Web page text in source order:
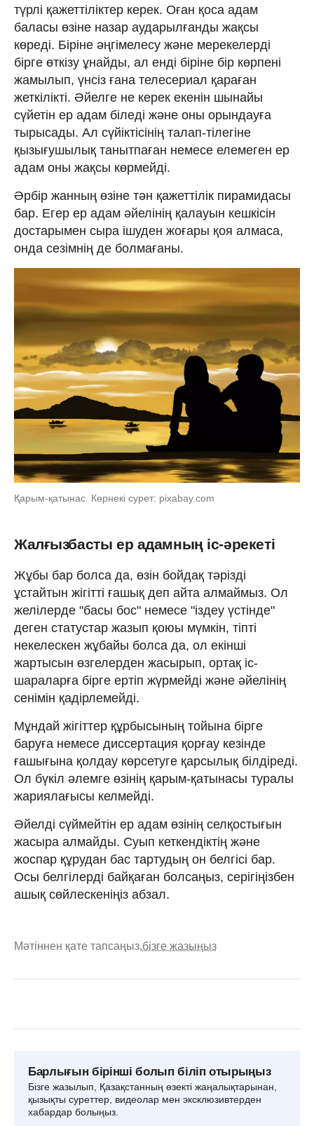
түрлі қажеттіліктер керек. Оған қоса адам
баласы өзіне назар аударылғанды жақсы
көреді. Біріне әңгімелесу және мерекелерді
бірге өткізу ұнайды, ал енді біріне бір көрпені
жамылып, үнсіз ғана телесериал қараған
жеткілікті. Әйелге не керек екенін шынайы
сүйетін ер адам біледі және оны орындауға
тырысады. Ал сүйіктісінің талап-тілегіне
қызығушылық танытпаған немесе елемеген ер
адам оны жақсы көрмейді.
Әрбір жанның өзіне тән қажеттілік пирамидасы
бар. Егер ер адам әйелінің қалауын кешкісін
достарымен сыра ішуден жоғары қоя алмаса,
онда сезімнің де болмағаны.
Қарым-қатынас. Көрнекі сурет: pixabay.com
Жалғызбасты ер адамның іс-әрекеті
Жұбы бар болса да, өзін бойдақ тәрізді
ұстайтын жігітті ғашық деп айта алмаймыз. Ол
желілерде "басы бос" немесе "іздеу үстінде"
деген статустар жазып қоюы мүмкін, тіпті
некелескен жұбайы болса да, ол екінші
жартысын өзгелерден жасырып, ортақ іс-
шараларға бірге ертіп жүрмейді және әйелінің
сенімін қадірлемейді.
Мұндай жігіттер құрбысының тойына бірге
баруға немесе диссертация қорғау кезінде
ғашығына қолдау көрсетуге қарсылық білдіреді.
Ол бүкіл әлемге өзінің қарым-қатынасы туралы
жариялағысы келмейді.
Әйелді сүймейтін ер адам өзінің селқостығын
жасыра алмайды. Суып кеткендіктің және
жоспар құрудан бас тартудың он белгісі бар.
Осы белгілерді байқаған болсаңыз, серігіңізбен
ашық сөйлескеніңіз абзал.
Мәтіннен қате тапсаңыз,бізге жазыңыз
Барлығын бірінші болып біліп отырыңыз
Бізге жазылып, Қазақстанның өзекті жаңалықтарынан,
қызықты суреттер, видеолар мен эксклюзивтерден
хабардар болыңыз.